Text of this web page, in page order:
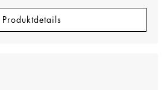
Produktdetails